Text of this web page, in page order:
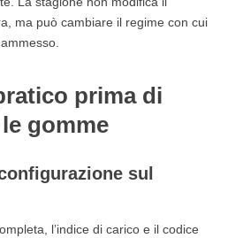
ma può cambiare il regime con cui
prima di
gomme
sul
l’indice di carico e il codice